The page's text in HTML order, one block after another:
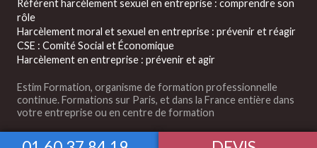
Référent harcèlement sexuel en entreprise : comprendre son
rôle
Harcèlement moral et sexuel en entreprise : prévenir et réagir
CSE : Comité Social et Économique
Harcèlement en entreprise : prévenir et agir
Estim Formation, organisme de formation professionnelle
continue. Formations sur Paris, et dans la France entière dans
votre entreprise ou en centre de formation